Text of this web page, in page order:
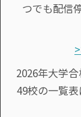
つでも配信
2026年大学
49校の一覧